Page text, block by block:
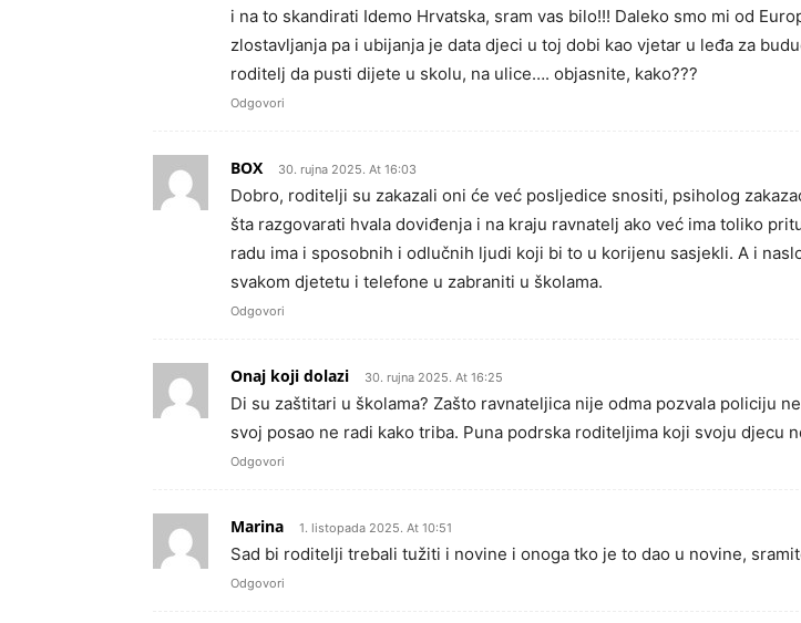
i na to skandirati Idemo Hrvatska, sram vas bilo!!! Daleko smo mi od
zlostavljanja pa i ubijanja je data djeci u toj dobi kao vjetar u leđa za
roditelj da pusti dijete u skolu, na ulice…. objasnite, kako???
Odgovori
BOX 30. rujna 2025. At 16:03
Dobro, roditelji su zakazali oni će već posljedice snositi, psiholog
šta razgovarati hvala doviđenja i na kraju ravnatelj ako već ima toliko
radu ima i sposobnih i odlučnih ljudi koji bi to u korijenu sasjekli. A i
svakom djetetu i telefone u zabraniti u školama.
Odgovori
Onaj koji dolazi 30. rujna 2025. At 16:25
Di su zaštitari u školama? Zašto ravnateljica nije odma pozvala policiju
svoj posao ne radi kako triba. Puna podrska roditeljima koji svoju
Odgovori
Marina 1. listopada 2025. At 10:51
Sad bi roditelji trebali tužiti i novine i onoga tko je to dao u novine,
Odgovori